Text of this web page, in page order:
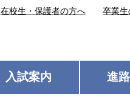
入試案内 進
在校生・保護者の方へ 卒業